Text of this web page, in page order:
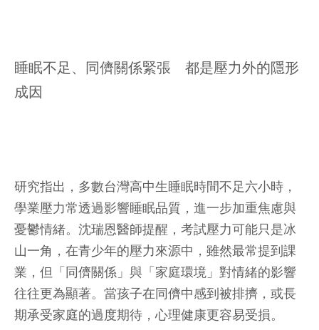
睡眠不足、同儕關係緊張 都是壓力外的隱形
成因
研究指出，多數台灣高中生睡眠時間不足六小時，
學業壓力常透過影響睡眠品質，進一步加重焦慮與
憂鬱情緒。沈瑞恩醫師提醒，考試壓力可能只是冰
山一角，在青少年的壓力來源中，雖然最常提到課
業，但「同儕關係」與「家庭環境」對情緒的影響
往往更為顯著。當孩子在同儕中感到被排擠，或長
期承受家庭的過度期待，心理健康更容易受損。